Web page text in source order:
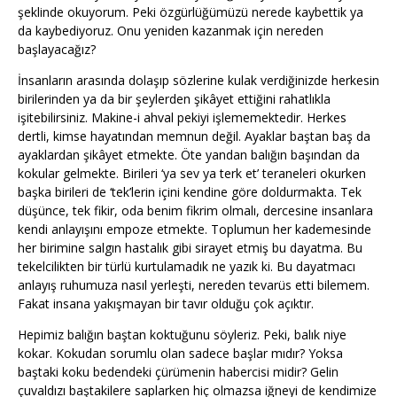
şeklinde okuyorum. Peki özgürlüğümüzü nerede kaybettik ya
da kaybediyoruz. Onu yeniden kazanmak için nereden
başlayacağız?
İnsanların arasında dolaşıp sözlerine kulak verdiğinizde herkesin
birilerinden ya da bir şeylerden şikâyet ettiğini rahatlıkla
işitebilirsiniz. Makine-i ahval pekiyi işlememektedir. Herkes
dertli, kimse hayatından memnun değil. Ayaklar baştan baş da
ayaklardan şikâyet etmekte. Öte yandan balığın başından da
kokular gelmekte. Birileri ‘ya sev ya terk et’ teraneleri okurken
başka birileri de ‘tek’lerin içini kendine göre doldurmakta. Tek
düşünce, tek fikir, oda benim fikrim olmalı, dercesine insanlara
kendi anlayışını empoze etmekte. Toplumun her kademesinde
her birimine salgın hastalık gibi sirayet etmiş bu dayatma. Bu
tekelcilikten bir türlü kurtulamadık ne yazık ki. Bu dayatmacı
anlayış ruhumuza nasıl yerleşti, nereden tevarüs etti bilemem.
Fakat insana yakışmayan bir tavır olduğu çok açıktır.
Hepimiz balığın baştan koktuğunu söyleriz. Peki, balık niye
kokar. Kokudan sorumlu olan sadece başlar mıdır? Yoksa
baştaki koku bedendeki çürümenin habercisi midir? Gelin
çuvaldızı baştakilere saplarken hiç olmazsa iğneyi de kendimize